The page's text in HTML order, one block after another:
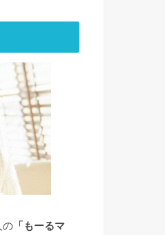
の 「もーるマ